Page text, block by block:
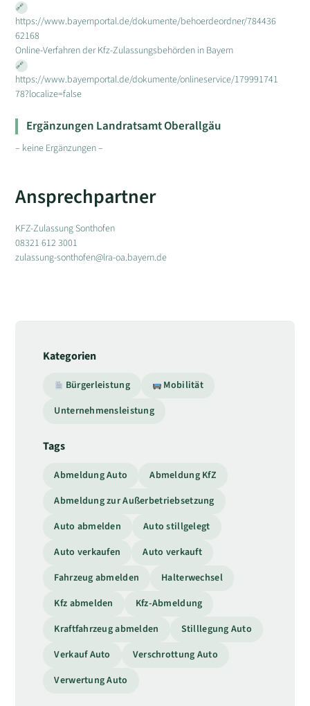
https://www.bayernportal.de/dokumente/behoerdeordner/784436
62168
Online-Verfahren der Kfz-Zulassungsbehörden in Bayern
https://www.bayernportal.de/dokumente/onlineservice/179991741
78?localize=false
Ergänzungen Landratsamt Oberallgäu
– keine Ergänzungen –
Ansprechpartner
KFZ-Zulassung Sonthofen
08321 612 3001
zulassung-sonthofen@lra-oa.bayern.de
Kategorien
Bürgerleistung
Mobilität
Unternehmensleistung
Tags
Abmeldung Auto
Abmeldung KfZ
Abmeldung zur Außerbetriebsetzung
Auto abmelden
Auto stillgelegt
Auto verkaufen
Auto verkauft
Fahrzeug abmelden
Halterwechsel
Kfz abmelden
Kfz-Abmeldung
Kraftfahrzeug abmelden
Stilllegung Auto
Verkauf Auto
Verschrottung Auto
Verwertung Auto